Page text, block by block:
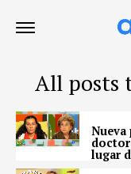
All posts
Nueva
lugar